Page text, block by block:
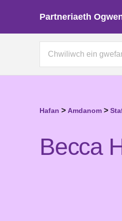
Partneriaeth
Hafan > Amdanom >
Becca